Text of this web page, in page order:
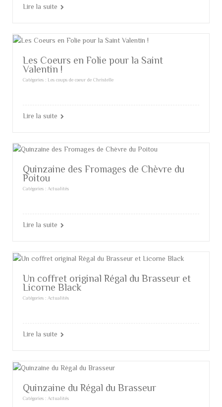
Lire la suite
Les Coeurs en Folie pour la Saint
Valentin !
Catégories : Les coups de coeur de Christelle
Lire la suite
Quinzaine des Fromages de Chèvre du
Poitou
Catégories : Actualités
Lire la suite
Un coffret original Régal du Brasseur et
Licorne Black
Catégories : Actualités
Lire la suite
Quinzaine du Régal du Brasseur
Catégories : Actualités